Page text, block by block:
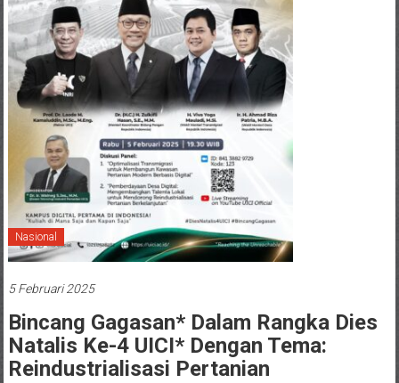
Nasional
5 Februari 2025
Bincang Gagasan* Dalam Rangka Dies
Natalis Ke-4 UICI* Dengan Tema:
Reindustrialisasi Pertanian